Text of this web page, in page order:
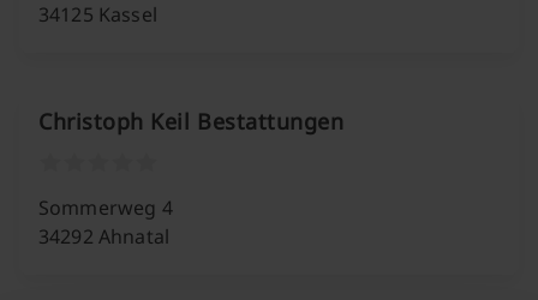
34125 Kassel
Christoph Keil Bestattungen
Sommerweg 4
34292 Ahnatal